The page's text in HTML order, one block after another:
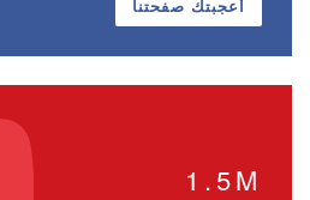
أعجبتك صفحتنا
1.5M